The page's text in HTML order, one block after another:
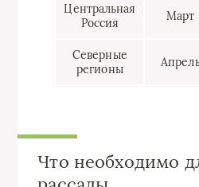
Центральная
Россия
Март
Северные
регионы
Что необходимо